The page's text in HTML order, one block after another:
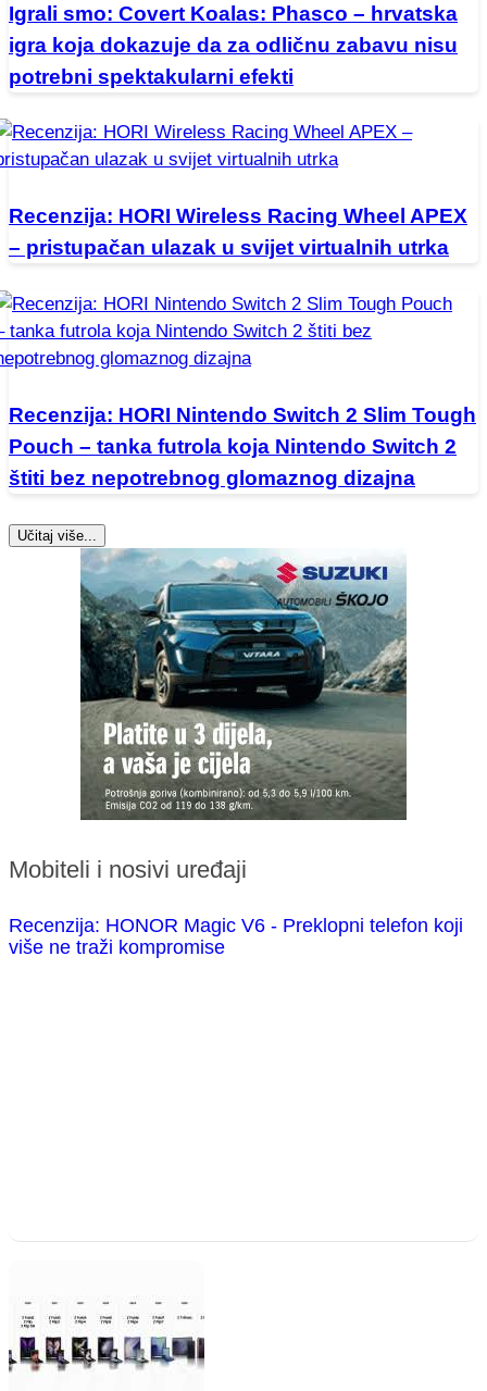
Igrali smo: Covert Koalas: Phasco – hrvatska
igra koja dokazuje da za odličnu zabavu nisu
potrebni spektakularni efekti
Recenzija: HORI Wireless Racing Wheel APEX
– pristupačan ulazak u svijet virtualnih utrka
Recenzija: HORI Nintendo Switch 2 Slim Tough
Pouch – tanka futrola koja Nintendo Switch 2
štiti bez nepotrebnog glomaznog dizajna
Učitaj više...
Mobiteli i nosivi uređaji
Recenzija: HONOR Magic V6 - Preklopni telefon koji
više ne traži kompromise